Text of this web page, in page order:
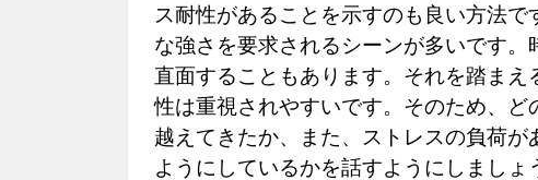
ス耐性があることを示すのも良い方法
な強さを要求されるシーンが多いです
直面することもあります。それを踏ま
性は重視されやすいです。そのため、
越えてきたか、また、ストレスの負荷
ようにしているかを話すようにしまし